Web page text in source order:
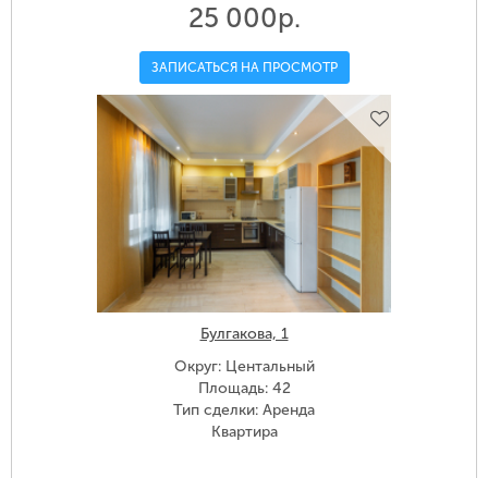
25 000р.
ЗАПИСАТЬСЯ НА ПРОСМОТР
Булгакова, 1
Округ: Центальный
Площадь: 42
Тип сделки: Аренда
Квартира